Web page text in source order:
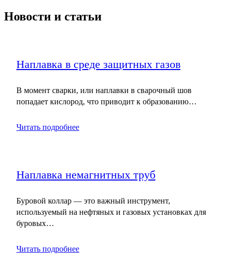
Новости и статьи
Наплавка в среде защитных газов
В момент сварки, или наплавки в сварочный шов
попадает кислород, что приводит к образованию…
Читать подробнее
Наплавка немагнитных труб
Буровой коллар — это важный инструмент,
используемый на нефтяных и газовых установках для
буровых…
Читать подробнее